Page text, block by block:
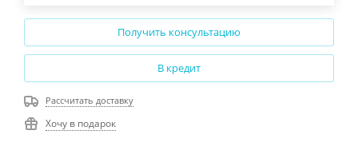
Получить консультацию
В кредит
Рассчитать доставку
Хочу в подарок